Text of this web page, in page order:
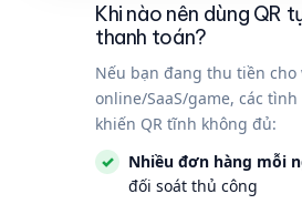
Khi nào nên dùng QR
thanh toán?
Nếu bạn đang thu tiền
online/SaaS/game, các
khiến QR tĩnh không đủ:
Nhiều đơn hàng mỗi
đối soát thủ công